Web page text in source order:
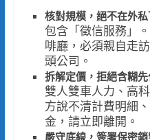
核對規模，絕不在外私
包含「徵信服務」
啡廳，必須親自走
頭公司。
拆解定價，拒絕含糊先
雙人雙車人力、高
方說不清計費明細
金，請立即離開。
嚴守底線，簽署保密銷